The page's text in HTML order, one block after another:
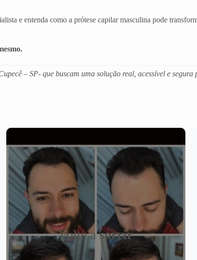
e entenda como a prótese capilar masculina pode
– SP- que buscam uma solução real, acessível e
Volte asorrir